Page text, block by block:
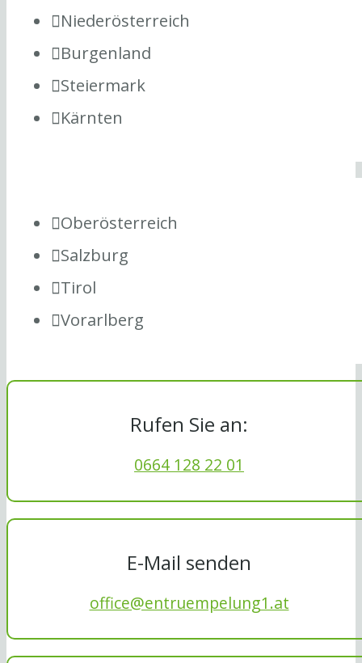
Niederösterreich
Burgenland
Steiermark
Kärnten
Oberösterreich
Salzburg
Tirol
Vorarlberg
Rufen Sie an:
0664 128 22 01
E-Mail senden
office@entruempelung1.at